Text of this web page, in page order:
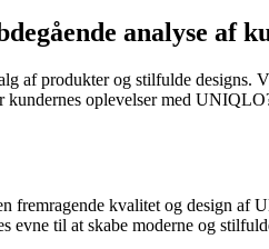
analyse af
af produkter og stilfulde designs.
oplevelser med
fremragende kvalitet og design
evne til at skabe moderne og